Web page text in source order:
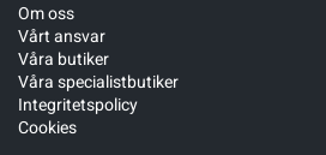
Om oss
Vårt ansvar
Våra butiker
Våra specialistbutiker
Integritetspolicy
Cookies